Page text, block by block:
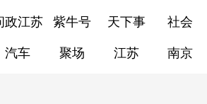
政江苏 紫牛号 天下事 社会
汽车 聚场 江苏 南京